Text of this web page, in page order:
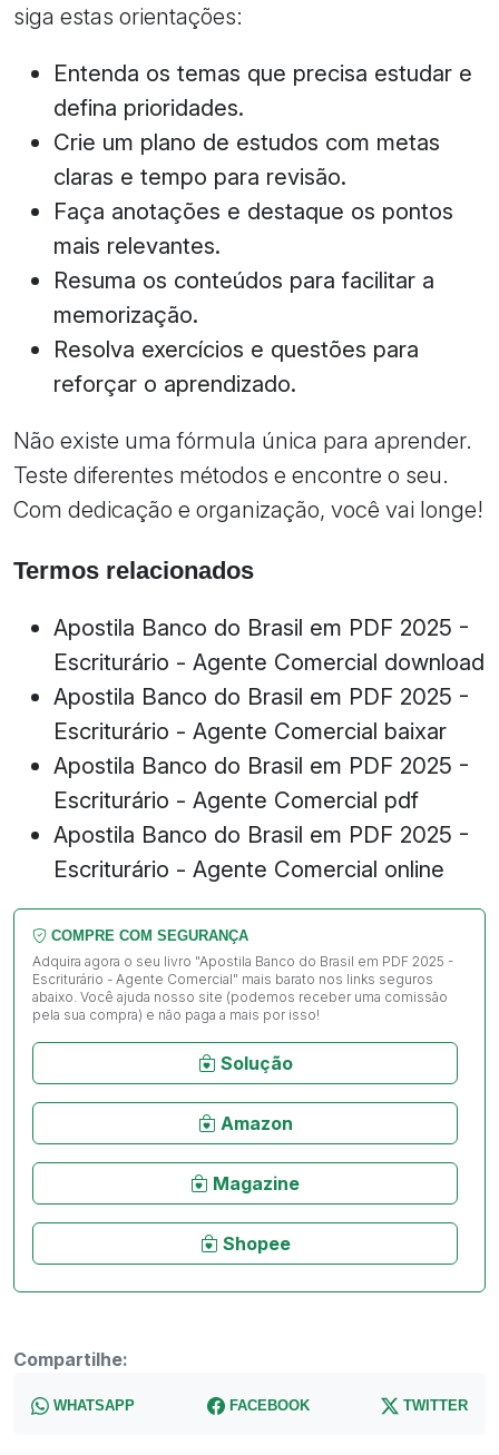
siga estas orientações:
Entenda os temas que precisa estudar e
defina prioridades.
Crie um plano de estudos com metas
claras e tempo para revisão.
Faça anotações e destaque os pontos
mais relevantes.
Resuma os conteúdos para facilitar a
memorização.
Resolva exercícios e questões para
reforçar o aprendizado.
Não existe uma fórmula única para aprender.
Teste diferentes métodos e encontre o seu.
Com dedicação e organização, você vai longe!
Termos relacionados
Apostila Banco do Brasil em PDF 2025 -
Escriturário - Agente Comercial download
Apostila Banco do Brasil em PDF 2025 -
Escriturário - Agente Comercial baixar
Apostila Banco do Brasil em PDF 2025 -
Escriturário - Agente Comercial pdf
Apostila Banco do Brasil em PDF 2025 -
Escriturário - Agente Comercial online
COMPRE COM SEGURANÇA
Adquira agora o seu livro "Apostila Banco do Brasil em PDF 2025 -
Escriturário - Agente Comercial" mais barato nos links seguros
abaixo. Você ajuda nosso site (podemos receber uma comissão
pela sua compra) e não paga a mais por isso!
Solução
Amazon
Magazine
Shopee
Compartilhe:
WHATSAPP FACEBOOK TWITTER